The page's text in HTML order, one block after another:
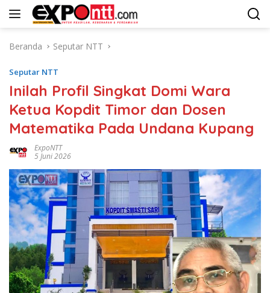
Langsung
Beranda
Seputar NTT
Seputar NTT
Inilah Profil Singkat Domi Wara
Ketua Kopdit Timor dan Dosen
Matematika Pada Undana Kupang
ExpoNTT
5 Juni 2026